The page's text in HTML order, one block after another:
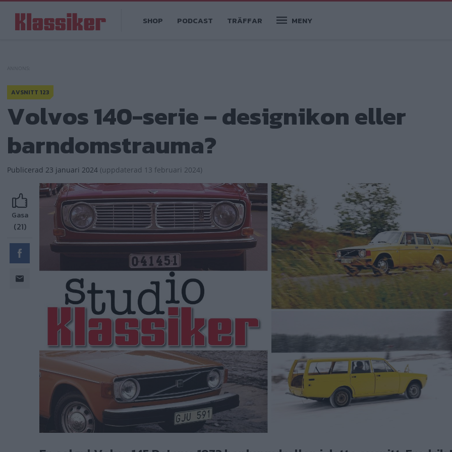
huvudinnehåll
navigation
SHOP PODCAST TRÄFFAR MENY
Volvos 140-serie – designikon eller
barndomstrauma?
Publicerad 23 januari 2024 ( uppdaterad 13 februari 2024)
Gasa
(21)
En solgul Volvo 145 DeLuxe 1973 har huvudrollen i detta avsnitt. Fredrik